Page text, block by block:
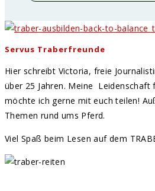
Servus Traberfreunde
Hier schreibt Victoria, freie
über 25 Jahren. Meine Leidenschaft
möchte ich gerne mit euch teilen!
Themen rund ums Pferd.
Viel Spaß beim Lesen auf dem